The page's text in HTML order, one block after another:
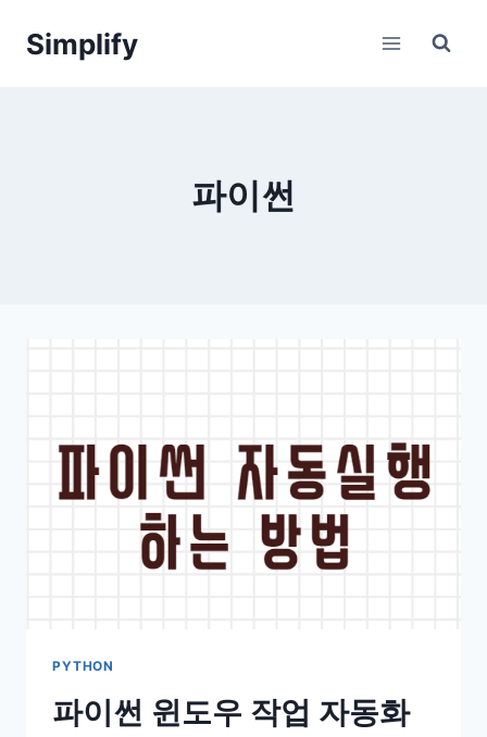
Simplify
파이썬
PYTHON
파이썬 윈도우 작업 자동화